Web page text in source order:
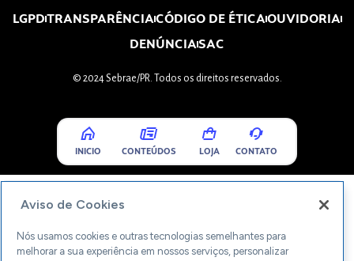
LGPDTRANSPARÊNCIACÓDIGO DE ÉTICAOUVIDORIA
DENÚNCIASAC
© 2024 Sebrae/PR. Todos os direitos reservados.
INICIO CONTEÚDOS LOJA CONTATO
Aviso de Cookies
Nós usamos cookies e outras tecnologias semelhantes para
melhorar a sua experiência em nossos serviços, personalizar